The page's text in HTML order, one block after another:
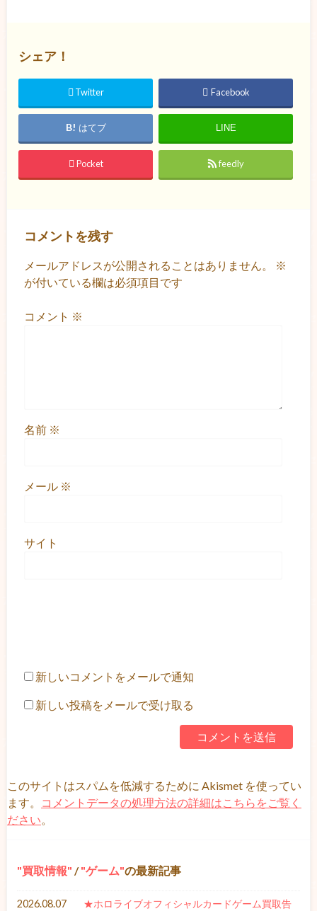
シェア！
Twitter Facebook
はてブ LINE
Pocket feedly
コメントを残す
メールアドレスが公開されることはありません。
※
が付いている欄は必須項目です
コメント ※
名前 ※
メール ※
サイト
新しいコメントをメールで通知
新しい投稿をメールで受け取る
このサイトはスパムを低減するために Akismet を使ってい
ます。
コメントデータの処理方法の詳細はこちらをご覧く
ださい。
買取情報 / ゲーム の最新記事
2026.08.07
★ホロライブオフィシャルカードゲーム買取告